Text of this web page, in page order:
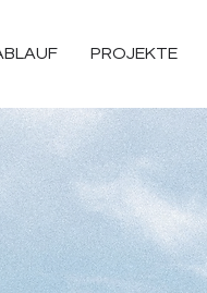
PROJEKTE